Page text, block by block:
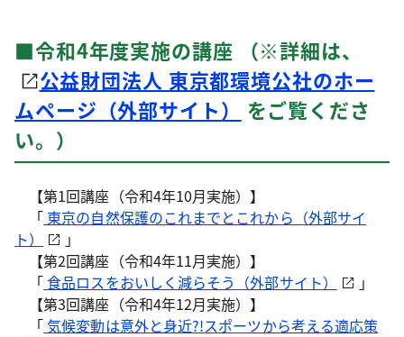
■令和4年度実施の講座 （※詳細は、
公益財団法人 東京都環境公社のホー
ムページ（外部サイト）
をご覧くださ
い。）
【第1回講座（令和4年10月実施）】
「 東京の自然保護のこれまでとこれから（外部サイ
ト）
」
【第2回講座（令和4年11月実施）】
「食品ロスをおいしく減らそう（外部サイト）
」
【第3回講座（令和4年12月実施）】
「気候変動は意外と身近?!スポーツから考える適応策